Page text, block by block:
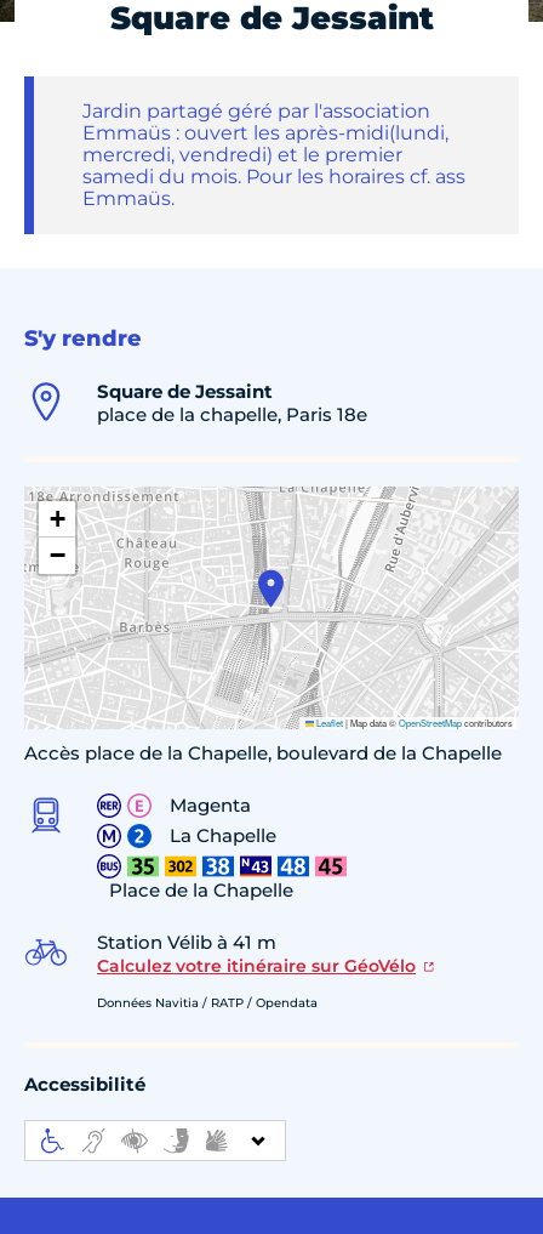
Square de Jessaint
Jardin partagé géré par l'association
Emmaüs : ouvert les après-midi(lundi,
mercredi, vendredi) et le premier
samedi du mois. Pour les horaires cf. ass
Emmaüs.
S'y rendre
Square de Jessaint
place de la chapelle, Paris 18e
+
−
Leaflet|Map data ©OpenStreetMapcontributors
Accès place de la Chapelle, boulevard de la Chapelle
Magenta
La Chapelle
Place de la Chapelle
Station Vélib à 41 m
Calculez votre itinéraire sur GéoVélo
Données Navitia / RATP / Opendata
Accessibilité